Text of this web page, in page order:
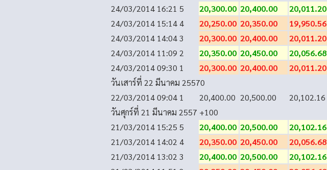
24/03/2014 16:21 5 20,300.00 20,400.00 20,011.20
24/03/2014 15:14 4 20,250.00 20,350.00 19,950.56
24/03/2014 14:043 20,300.00 20,400.00 20,011.20
24/03/2014 11:09 2 20,350.00 20,450.00 20,056.68
24/03/2014 09:30 1 20,300.00 20,400.00 20,011.20
วันเสาร์ที่ 22 มีนาคม 25570
22/03/2014 09:04 1 20,400.00 20,500.00 20,102.16
วันศุกร์ที่ 21 มีนาคม 2557 +100
21/03/2014 15:25 5 20,400.00 20,500.00 20,102.16
21/03/2014 14:02 4 20,350.00 20,450.00 20,056.68
21/03/2014 13:02 3 20,400.00 20,500.00 20,102.16